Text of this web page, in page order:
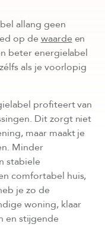
allang geen
op de waarde en
beter energielabel
als je voorlopig
profiteert van
Dit zorgt niet
maar maakt je
Minder
stabiele
comfortabel huis,
je zo de
woning, klaar
en stijgende